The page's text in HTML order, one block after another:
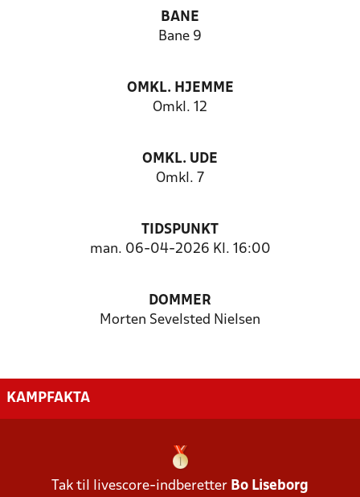
BANE
Bane 9
OMKL. HJEMME
Omkl. 12
OMKL. UDE
Omkl. 7
TIDSPUNKT
man. 06-04-2026 Kl. 16:00
DOMMER
Morten Sevelsted Nielsen
KAMPFAKTA
Tak til livescore-indberetter Bo Liseborg